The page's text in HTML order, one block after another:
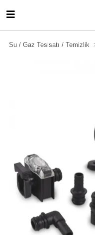
Su / Gaz Tesisatı / Temizlik